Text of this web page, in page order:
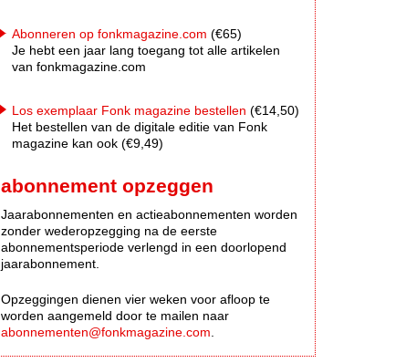
Abonneren op fonkmagazine.com (€65)
Je hebt een jaar lang toegang tot alle artikelen
van fonkmagazine.com
Los exemplaar Fonk magazine bestellen (€14,50)
Het bestellen van de digitale editie van Fonk
magazine kan ook (€9,49)
abonnement opzeggen
Jaarabonnementen en actieabonnementen worden
zonder wederopzegging na de eerste
abonnementsperiode verlengd in een doorlopend
jaarabonnement.
Opzeggingen dienen vier weken voor afloop te
worden aangemeld door te mailen naar
abonnementen@fonkmagazine.com